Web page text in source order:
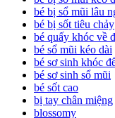
bé bị sổ mũi lâu
bé bị sốt tiêu chảy
bé quấy khóc về
bé sổ mũi kéo dài
bé sơ sinh khóc
bé sơ sinh sổ mũi
bé sốt cao
bị tay chân miệng
blossomy